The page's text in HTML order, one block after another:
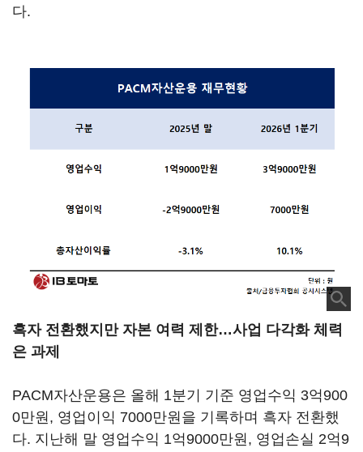
다.
흑자 전환했지만 자본 여력 제한…사업 다각화 체력
은 과제
PACM자산운용은 올해 1분기 기준 영업수익 3억900
0만원, 영업이익 7000만원을 기록하며 흑자 전환했
다. 지난해 말 영업수익 1억9000만원, 영업손실 2억9